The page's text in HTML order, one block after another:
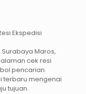
Ekspedisi
Surabaya Maros,
cek resi
pencarian.
terbaru mengenai
tujuan.